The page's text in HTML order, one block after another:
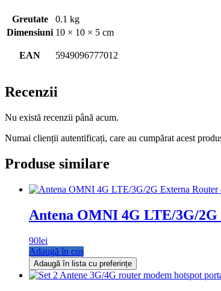
Greutate
0.1 kg
Dimensiuni 10 × 10 × 5 cm
EAN 5949096777012
Recenzii
Nu există recenzii până acum.
Numai clienții autentificați, care au cumpărat acest
Produse similare
Antena OMNI 4G LTE/3G/
90lei
Adaugă în coș
Adaugă în lista cu preferințe